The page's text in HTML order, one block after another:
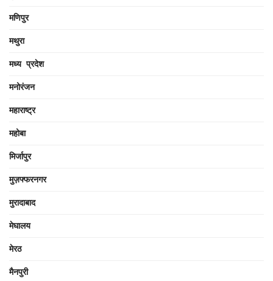
मणिपुर
मथुरा
मध्य प्रदेश
मनोरंजन
महाराष्ट्र
महोबा
मिर्जापुर
मुज़फ्फरनगर
मुरादाबाद
मेघालय
मेरठ
मैनपुरी